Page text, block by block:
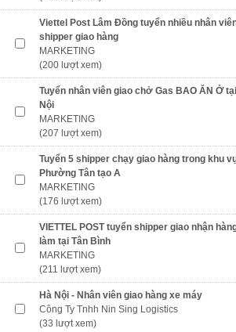
Viettel Post Lâm Đồng tuyển nhiều nhân
shipper giao hàng
MARKETING
(200 lượt xem)
Tuyển nhân viên giao chở Gas BAO ĂN Ở
Nội
MARKETING
(207 lượt xem)
Tuyển 5 shipper chạy giao hàng trong khu
Phường Tân tạo A
MARKETING
(176 lượt xem)
VIETTEL POST tuyển shipper giao nhận
làm tại Tân Bình
MARKETING
(211 lượt xem)
Hà Nội - Nhân viên giao hàng xe máy
Công Ty Tnhh Nin Sing Logistics
(33 lượt xem)